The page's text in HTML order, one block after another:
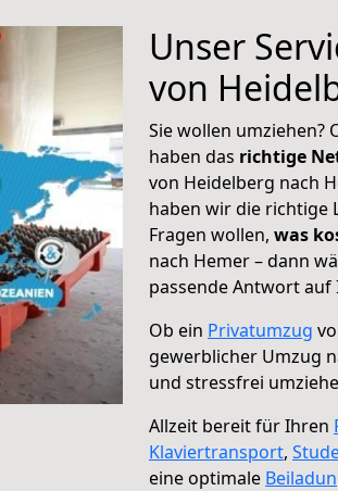
Unser
von
Sie wollen umziehen?
haben das richtige
von Heidelberg nach
haben wir die richtige
Fragen wollen, was
nach Hemer – dann
passende Antwort auf
Ob ein Privatumzug
gewerblicher Umzug
und stressfrei
Allzeit bereit für Ihren
Klaviertransport,
eine optimale